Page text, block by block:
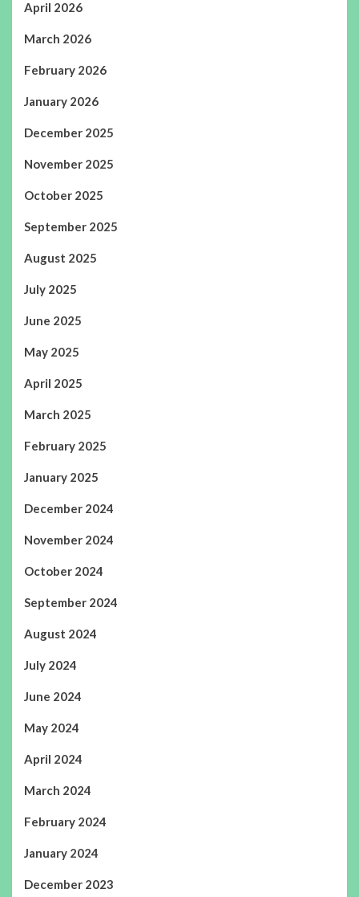
April 2026
March 2026
February 2026
January 2026
December 2025
November 2025
October 2025
September 2025
August 2025
July 2025
June 2025
May 2025
April 2025
March 2025
February 2025
January 2025
December 2024
November 2024
October 2024
September 2024
August 2024
July 2024
June 2024
May 2024
April 2024
March 2024
February 2024
January 2024
December 2023